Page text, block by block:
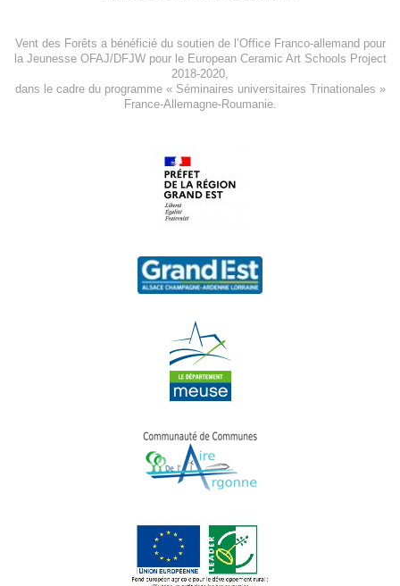
Vent des Forêts a bénéficié du soutien de l’Office Franco-allemand pour
la Jeunesse OFAJ/DFJWpour leEuropean Ceramic Art Schools Project
2018-2020
dans le cadre du programme « Séminaires universitaires Trinationales »
France-Allemagne-Roumanie.